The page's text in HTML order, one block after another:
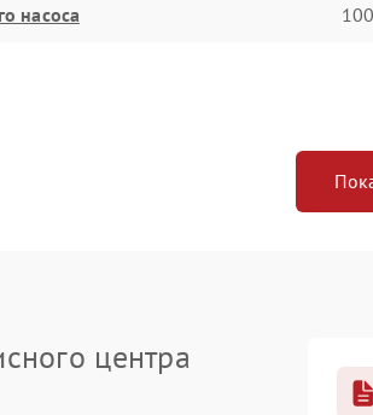
насоса
центра